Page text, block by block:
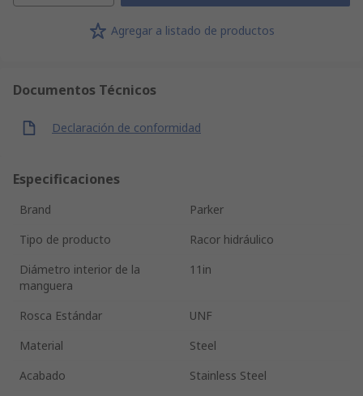
Agregar a listado de productos
Documentos Técnicos
Declaración de conformidad
Especificaciones
Brand
Parker
Tipo de producto
Racor hidráulico
Diámetro interior de la
manguera
11in
Rosca Estándar
UNF
Material
Steel
Acabado
Stainless Steel